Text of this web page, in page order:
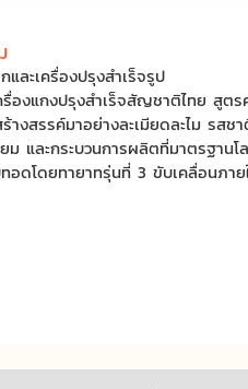
ละเครื่องปรุงสำเร็จรูป
รื่องแกงปรุงสำเร็จสัญชาติไทย สูต
งสรรค์มาอย่างละเมียดละไม รสช
ม และกระบวนการผลิตที่มาตรฐานโ
ดโดยทายาทรุ่นที่ 3 ขับเคลื่อนภาย